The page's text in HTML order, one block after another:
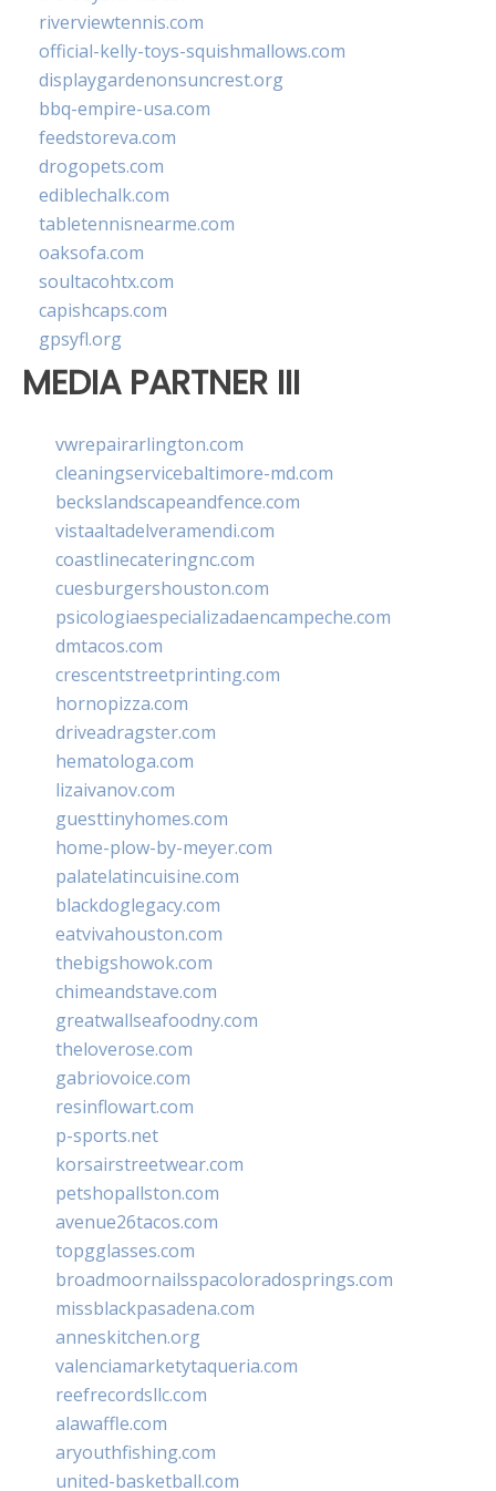
riverviewtennis.com
official-kelly-toys-squishmallows.com
displaygardenonsuncrest.org
bbq-empire-usa.com
feedstoreva.com
drogopets.com
ediblechalk.com
tabletennisnearme.com
oaksofa.com
soultacohtx.com
capishcaps.com
gpsyfl.org
MEDIA PARTNER III
vwrepairarlington.com
cleaningservicebaltimore-md.com
beckslandscapeandfence.com
vistaaltadelveramendi.com
coastlinecateringnc.com
cuesburgershouston.com
psicologiaespecializadaencampeche.com
dmtacos.com
crescentstreetprinting.com
hornopizza.com
driveadragster.com
hematologa.com
lizaivanov.com
guesttinyhomes.com
home-plow-by-meyer.com
palatelatincuisine.com
blackdoglegacy.com
eatvivahouston.com
thebigshowok.com
chimeandstave.com
greatwallseafoodny.com
theloverose.com
gabriovoice.com
resinflowart.com
p-sports.net
korsairstreetwear.com
petshopallston.com
avenue26tacos.com
topgglasses.com
broadmoornailsspacoloradosprings.com
missblackpasadena.com
anneskitchen.org
valenciamarketytaqueria.com
reefrecordsllc.com
alawaffle.com
aryouthfishing.com
united-basketball.com